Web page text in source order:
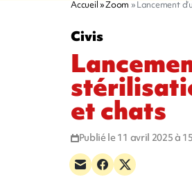
Accueil Zoom Lancement
Civis
et chats
Publié le 11 avril 2025 à